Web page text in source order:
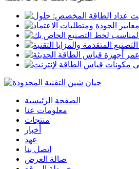
الصفحة الرئيسية
معلومات عنا
منتجات
أخبار
عهد
اتصل بنا
صالة العرض